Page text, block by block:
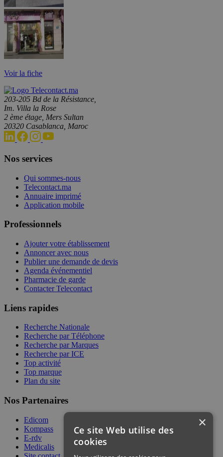
Voir la fiche
203-205 Bd de la Résistance,
Im. Villa la Rose
2 ème étage, Mers Sultan
20320 Casablanca, Maroc
Nos services
Qui sommes-nous
Telecontact.ma
Annuaire imprimé
Application mobile
Professionnels
Ajouter votre établissement
Annoncer avec nous
Publier une demande de devis
Agenda événementiel
Pharmacie de garde
Contacter Telecontact
Liens rapides
Recherche Nationale
Recherche par Téléphone
Recherche par Marques
Recherche par ICE
Top activité
Top marque
Plan du site
Nos Partenaires
Edicom
Kompass
E-rdv
Medicalis
×
Ce site Web utilise des
cookies